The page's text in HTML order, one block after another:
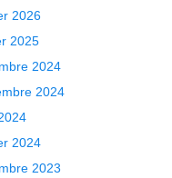
2026
2025
2024
2024
2024
2023